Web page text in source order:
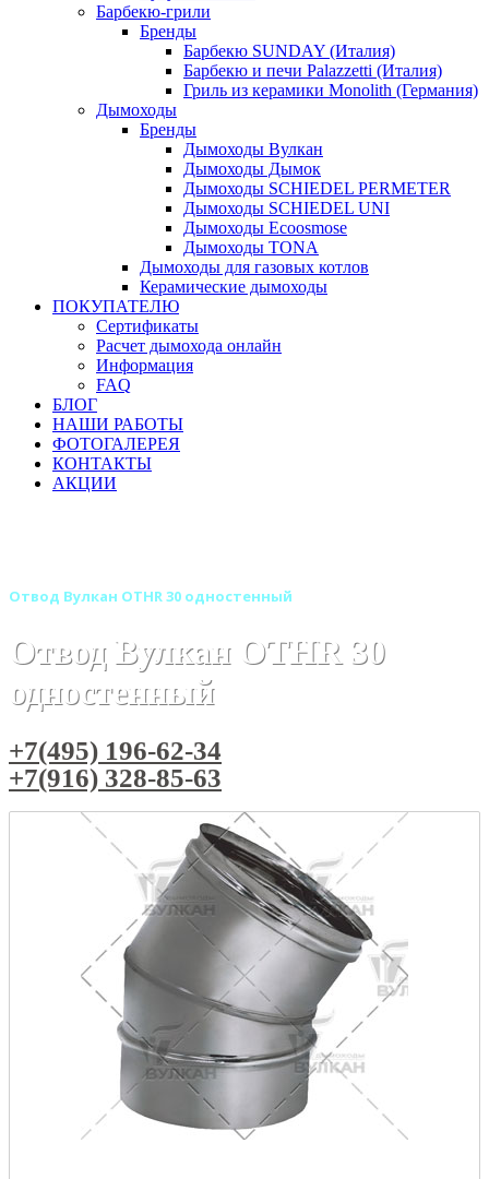
Барбекю-грили
Бренды
Барбекю SUNDAY (Италия)
Барбекю и печи Palazzetti (Италия)
Гриль из керамики Monolith (Германия)
Дымоходы
Бренды
Дымоходы Вулкан
Дымоходы Дымок
Дымоходы SCHIEDEL PERMETER
Дымоходы SCHIEDEL UNI
Дымоходы Ecoosmose
Дымоходы TONA
Дымоходы для газовых котлов
Керамические дымоходы
ПОКУПАТЕЛЮ
Сертификаты
Расчет дымохода онлайн
Информация
FAQ
БЛОГ
НАШИ РАБОТЫ
ФОТОГАЛЕРЕЯ
КОНТАКТЫ
АКЦИИ
Отвод Вулкан OTHR 30 одностенный
Отвод Вулкан OTHR 30
одностенный
+7(495) 196-62-34
+7(916) 328-85-63